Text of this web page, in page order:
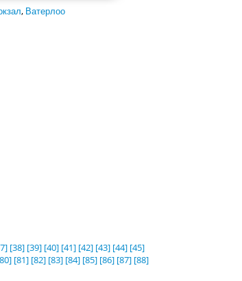
, Ватерлоо
[38] [39] [40] [41] [42] [43] [44] [45]
[81] [82] [83] [84] [85] [86] [87] [88]